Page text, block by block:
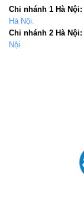
Chi nhánh 1 Hà Nội:
Hà Nội.
Chi nhánh 2 Hà Nội:
Nội